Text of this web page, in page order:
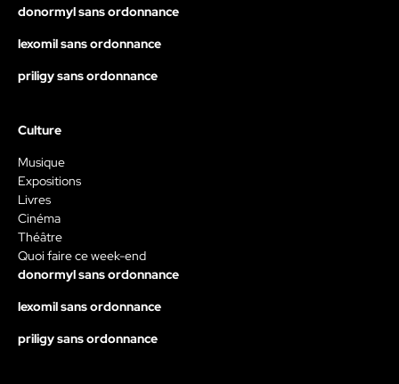
donormyl sans ordonnance
lexomil sans ordonnance
priligy sans ordonnance
Culture
Musique
Expositions
Livres
Cinéma
Théâtre
Quoi faire ce week-end
donormyl sans ordonnance
lexomil sans ordonnance
priligy sans ordonnance